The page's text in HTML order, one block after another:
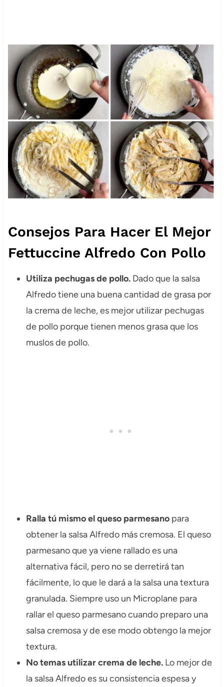
Consejos Para Hacer El Mejor
Fettuccine Alfredo Con Pollo
Utiliza pechugas de pollo.Dado que la salsa
Alfredo tiene una buena cantidad de grasa por
la crema de leche, es mejor utilizar pechugas
de pollo porque tienen menos grasa que los
muslos de pollo.
Ralla tú mismo el queso parmesanopara
obtener la salsa Alfredo más cremosa. El queso
parmesano que ya viene rallado es una
alternativa fácil, pero no se derretirá tan
fácilmente, lo que le dará a la salsa una textura
granulada. Siempre uso un Microplane para
rallar el queso parmesano cuando preparo una
salsa cremosa y de ese modo obtengo la mejor
textura.
No temas utilizar crema de leche. Lo mejor de
la salsa Alfredo es su consistencia espesa y